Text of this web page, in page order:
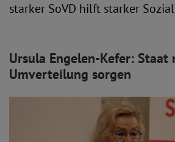
starker SoVD hilft starker
Ursula Engelen-Kefer: Staat
Umverteilung sorgen